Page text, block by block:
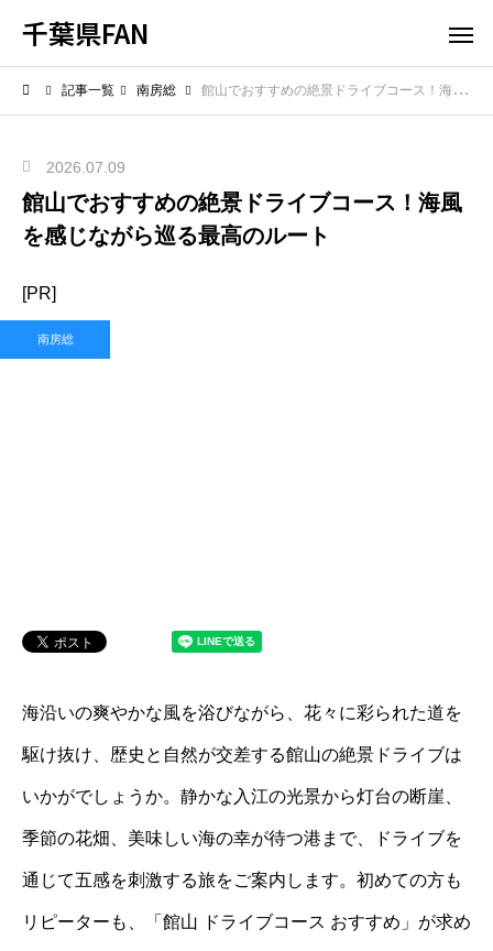
千葉県FAN
記事一覧 南房総 館山でおすすめの絶景ドライブコース！海風を感じながら巡る最高のルート
2026.07.09
館山でおすすめの絶景ドライブコース！海風
を感じながら巡る最高のルート
[PR]
南房総
海沿いの爽やかな風を浴びながら、花々に彩られた道を
駆け抜け、歴史と自然が交差する館山の絶景ドライブは
いかがでしょうか。静かな入江の光景から灯台の断崖、
季節の花畑、美味しい海の幸が待つ港まで、ドライブを
通じて五感を刺激する旅をご案内します。初めての方も
リピーターも、「館山 ドライブコース おすすめ」が求め